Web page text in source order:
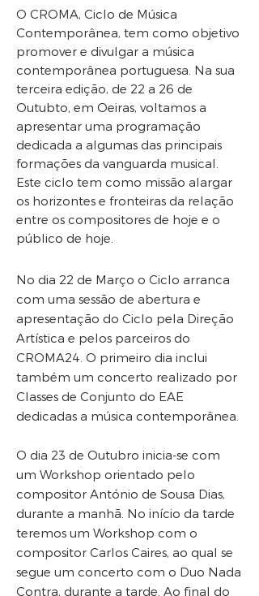
O CROMA, Ciclo de Música
Contemporânea, tem como objetivo
promover e divulgar a música
contemporânea portuguesa. Na sua
terceira edição, de 22 a 26 de
Outubto, em Oeiras, voltamos a
apresentar uma programação
dedicada a algumas das principais
formações da vanguarda musical.
Este ciclo tem como missão alargar
os horizontes e fronteiras da relação
entre os compositores de hoje e o
público de hoje.
No dia 22 de Março o Ciclo arranca
com uma sessão de abertura e
apresentação do Ciclo pela Direção
Artística e pelos parceiros do
CROMA24. O primeiro dia inclui
também um concerto realizado por
Classes de Conjunto do EAE
dedicadas a música contemporânea.
O dia 23 de Outubro inicia-se com
um Workshop orientado pelo
compositor António de Sousa Dias,
durante a manhã. No início da tarde
teremos um Workshop com o
compositor Carlos Caires, ao qual se
segue um concerto com o Duo Nada
Contra, durante a tarde. Ao final do